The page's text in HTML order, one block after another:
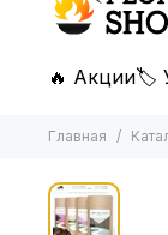
🔥 Акции🏷
Главная